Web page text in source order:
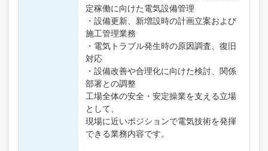
定稼働に向けた電気設備管理
・設備更新、新増設時の計画立案および
施工管理業務
・電気トラブル発生時の原因調査、復旧
対応
・設備改善や合理化に向けた検討、関係
部署との調整
工場全体の安全・安定操業を支える立場
として、
現場に近いポジションで電気技術を発揮
できる業務内容です。